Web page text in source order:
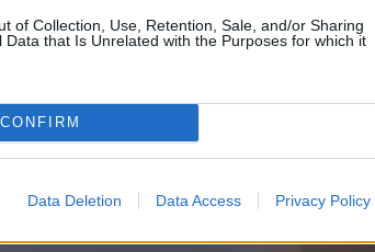
of Collection, Use, Retention, Sale, and/or Sharing
Data that Is Unrelated with the Purposes for which it
CONFIRM
Data Deletion Data Access Privacy Policy